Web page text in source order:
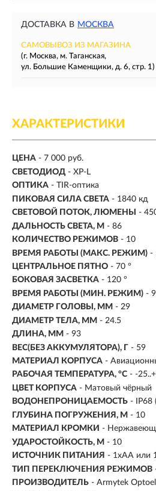
ДОСТАВКА В МОСКВА
САМОВЫВОЗ ИЗ МАГАЗИНА
(г. Москва, м. Таганская,
ул. Большие Каменщики, д. 6, стр. 1)
ХАРАКТЕРИСТИКИ
ЦЕНА - 7 000 руб.
СВЕТОДИОД - XP-L
ОПТИКА - TIR-оптика
ПИКОВАЯ СИЛА СВЕТА - 1840 кд
СВЕТОВОЙ ПОТОК, ЛЮМЕНЫ
-
ДАЛЬНОСТЬ СВЕТА, М - 86
КОЛИЧЕСТВО РЕЖИМОВ - 10
ВРЕМЯ РАБОТЫ (МАКС. РЕЖИМ) -
ЦЕНТРАЛЬНОЕ ПЯТНО - 70 °
БОКОВАЯ ЗАСВЕТКА - 120 °
ВРЕМЯ РАБОТЫ (МИН. РЕЖИМ) -
ДИАМЕТР ГОЛОВЫ, ММ - 29
ДИАМЕТР ТЕЛА, ММ - 24.5
ДЛИНА, ММ - 93
ВЕС(БЕЗ АККУМУЛЯТОРА), Г - 59
МАТЕРИАЛ КОРПУСА -
РАБОЧАЯ ТЕМПЕРАТУРА, °C - -
ЦВЕТ КОРПУСА - Матовый чёрный
ВОДОНЕПРОНИЦАЕМОСТЬ - IP68
ГЛУБИНА ПОГРУЖЕНИЯ, М - 10
МАТЕРИАЛ КРОМКИ -
УДАРОСТОЙКОСТЬ, М - 10
ИСТОЧНИК ПИТАНИЯ - 1xAA или
ТИП ПЕРЕКЛЮЧЕНИЯ РЕЖИМОВ
ПРОИЗВОДИТЕЛЬ - Armytek